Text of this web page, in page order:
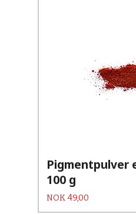
Pigmentpulver
100 g
Pris
NOK 49,00